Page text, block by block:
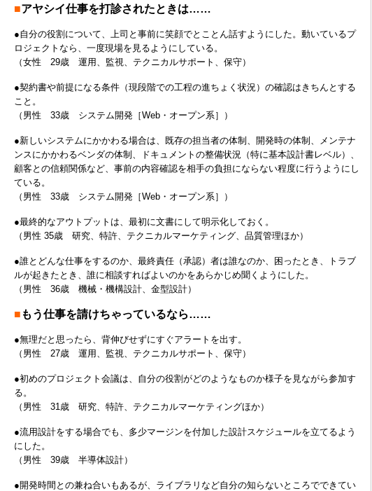
■アヤシイ仕事を打診されたときは……
●自分の役割について、上司と事前に笑顔でとことん話すようにした。動いているプ
ロジェクトなら、一度現場を見るようにしている。
（女性 29歳 運用、監視、テクニカルサポート、保守）
●契約書や前提になる条件（現段階での工程の進ちょく状況）の確認はきちんとする
こと。
（男性 33歳 システム開発［Web・オープン系］）
●新しいシステムにかかわる場合は、既存の担当者の体制、開発時の体制、メンテナ
ンスにかかわるベンダの体制、ドキュメントの整備状況（特に基本設計書レベル）、
顧客との信頼関係など、事前の内容確認を相手の負担にならない程度に行うようにし
ている。
（男性 33歳 システム開発［Web・オープン系］）
●最終的なアウトプットは、最初に文書にして明示化しておく。
（男性 35歳 研究、特許、テクニカルマーケティング、品質管理ほか）
●誰とどんな仕事をするのか、最終責任（承認）者は誰なのか、困ったとき、トラブ
ルが起きたとき、誰に相談すればよいのかをあらかじめ聞くようにした。
（男性 36歳 機械・機構設計、金型設計）
■ もう仕事を請けちゃっているなら……
●無理だと思ったら、背伸びせずにすぐアラートを出す。
（男性 27歳 運用、監視、テクニカルサポート、保守）
●初めのプロジェクト会議は、自分の役割がどのようなものか様子を見ながら参加す
る。
（男性 31歳 研究、特許、テクニカルマーケティングほか）
●流用設計をする場合でも、多少マージンを付加した設計スケジュールを立てるよう
にした。
（男性 39歳 半導体設計）
●開発時間との兼ね合いもあるが、ライブラリなど自分の知らないところでできてい